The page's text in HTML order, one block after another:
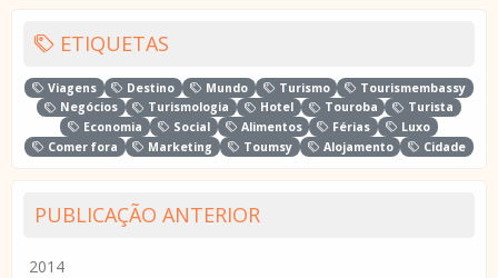
ETIQUETAS
Viagens Destino Mundo Turismo
Tourismembassy
Negócios
Turismologia Hotel Touroba
Turista
Economia
Social Alimentos Férias
Luxo
Comer fora
Marketing Toumsy Alojamento Cidade
PUBLICAÇÃO ANTERIOR
2014